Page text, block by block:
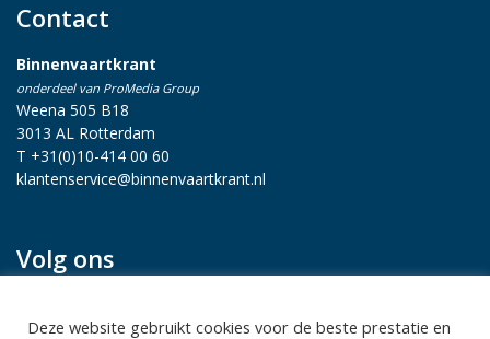
Contact
Binnenvaartkrant
onderdeel van ProMedia Group
Weena 505 B18
3013 AL Rotterdam
T +31(0)10-414 00 60
klantenservice@binnenvaartkrant.nl
Volg ons
Deze website gebruikt cookies voor de beste prestatie en